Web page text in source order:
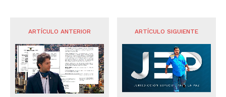
ARTÍCULO ANTERIOR ARTÍCULO SIGUIENTE